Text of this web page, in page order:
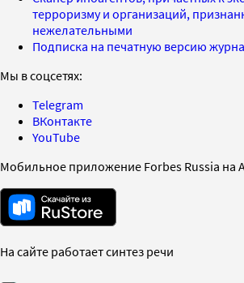
терроризму и организаций,
нежелательными
Подписка на печатную версию
Мы в соцсетях:
Telegram
ВКонтакте
YouTube
Мобильное приложение Forbes Russia на
На сайте работает синтез речи